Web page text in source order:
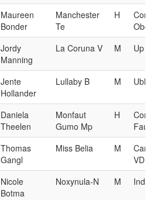
Maureen
Bonder
Manchester
Te
H
Jordy
Manning
La Coruna V M Up
Jente
Hollander
Lullaby B M
Daniela
Theelen
Monfaut
Gumo Mp
H
Faut
Thomas
Gangl
Miss Belia M
VDL
Nicole
Botma
Noxynula-N M